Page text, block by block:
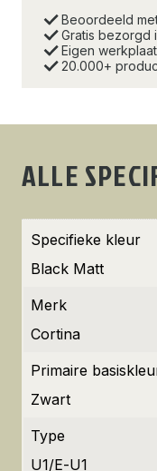
Beoordeeld
Gratis bezorgd
Eigen
20.000+
ALLE
Specifieke kleur
Black Matt
Merk
Cortina
Primaire
Zwart
Type
U1/E-U1